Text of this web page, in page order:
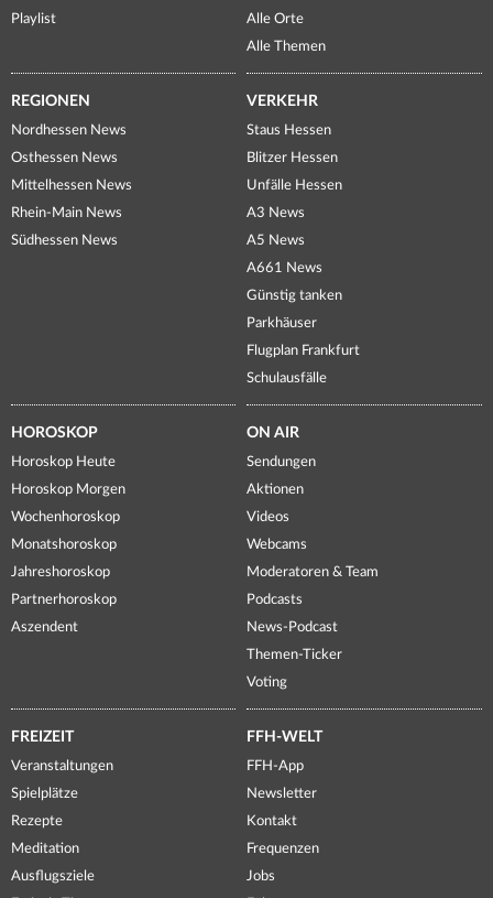
Playlist
Alle Orte
Alle Themen
REGIONEN
Nordhessen News
Osthessen News
Mittelhessen News
Rhein-Main News
Südhessen News
VERKEHR
Staus Hessen
Blitzer Hessen
Unfälle Hessen
A3 News
A5 News
A661 News
Günstig tanken
Parkhäuser
Flugplan Frankfurt
Schulausfälle
HOROSKOP
Horoskop Heute
Horoskop Morgen
Wochenhoroskop
Monatshoroskop
Jahreshoroskop
Partnerhoroskop
Aszendent
ON AIR
Sendungen
Aktionen
Videos
Webcams
Moderatoren & Team
Podcasts
News-Podcast
Themen-Ticker
Voting
FREIZEIT
Veranstaltungen
Spielplätze
Rezepte
Meditation
Ausflugsziele
FFH-WELT
FFH-App
Newsletter
Kontakt
Frequenzen
Jobs